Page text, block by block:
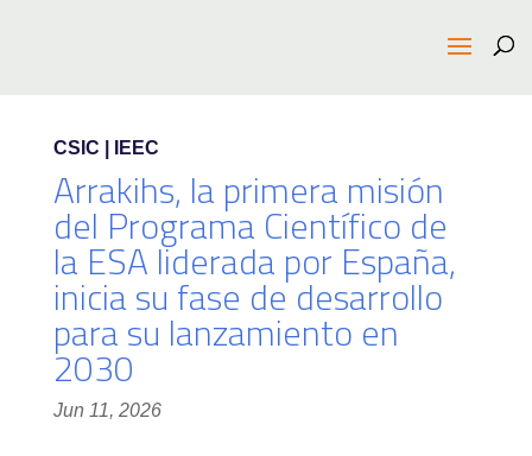
CSIC | IEEC
Arrakihs, la primera misión
del Programa Científico de
la ESA liderada por España,
inicia su fase de desarrollo
para su lanzamiento en
2030
Jun 11, 2026